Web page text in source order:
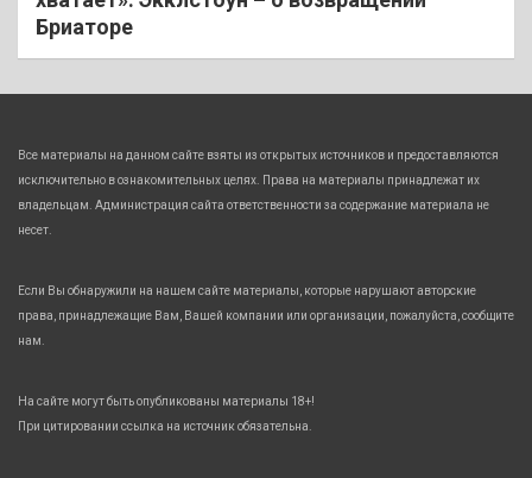
Бриаторе
Все материалы на данном сайте взяты из открытых источников и предоставляются
исключительно в ознакомительных целях. Права на материалы принадлежат их
владельцам. Администрация сайта ответственности за содержание материала не
несет.
Если Вы обнаружили на нашем сайте материалы, которые нарушают авторские
права, принадлежащие Вам, Вашей компании или организации, пожалуйста, сообщите
нам.
На сайте могут быть опубликованы материалы 18+!
При цитировании ссылка на источник обязательна.